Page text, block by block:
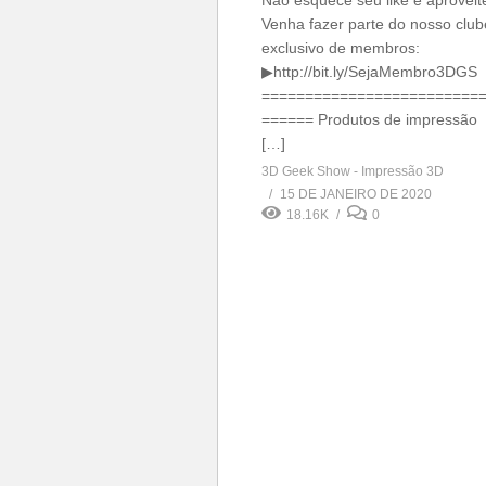
Venha fazer parte do nosso
exclusivo de membros:
▶http://bit.ly/SejaMembro3DGS
====== Produtos de impressão
[…]
3D Geek Show - Impressão 3D
15 DE JANEIRO DE 2020
18.16K
0